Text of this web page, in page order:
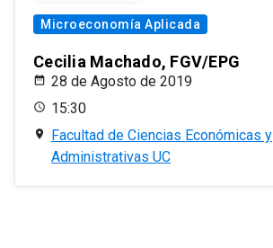
Microeconomía Aplicada
Cecilia Machado, FGV/EPG
28 de Agosto de 2019
15:30
Facultad de Ciencias Económicas y
Administrativas UC